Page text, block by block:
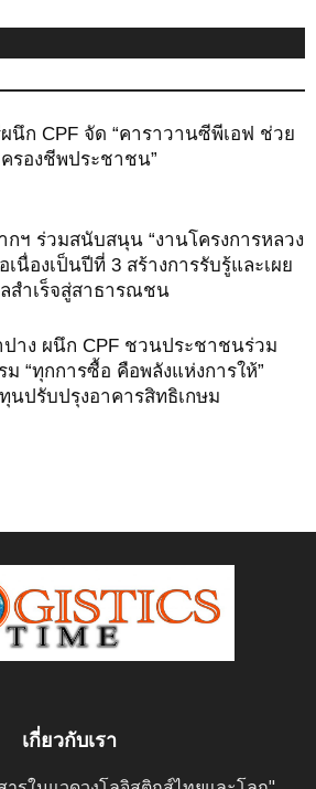
นึก CPF จัด “คาราวานซีพีเอฟ ช่วย
รองชีพประชาชน”
กฯ ร่วมสนับสนุน “งานโครงการหลวง
เนื่องเป็นปีที่ 3 สร้างการรับรู้และเผย
สำเร็จสู่สาธารณชน
ปาง ผนึก CPF ชวนประชาชนร่วม
ม “ทุกการซื้อ คือพลังแห่งการให้”
นปรับปรุงอาคารสิทธิเกษม
เกี่ยวกับเรา